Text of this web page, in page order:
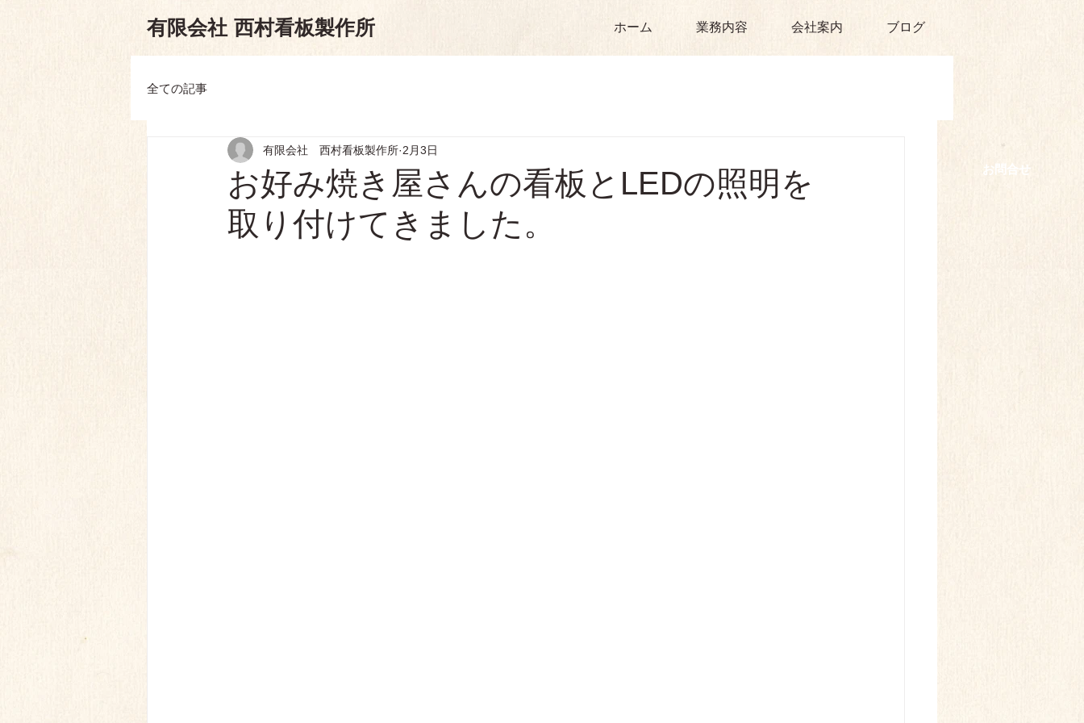
​お問合せ
有限会社 西村看板製作所 ホーム 業務内容 会社案内 ブログ
全ての記事
お好み焼き屋さんの看板とLEDの照明を
取り付けてきました。
有限会社 西村看板製作所 2月3日